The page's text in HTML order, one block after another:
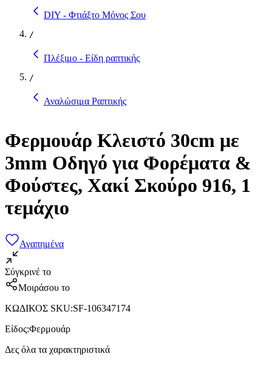
DIY - Φτιάξτο Μόνος Σου
/
Πλέξιμο - Είδη ραπτικής
/
Αναλώσιμα Ραπτικής
Φερμουάρ Κλειστό 30cm με
3mm Οδηγό για Φορέματα &
Φούστες, Χακί Σκούρο 916, 1
τεμάχιο
Αγαπημένα
Σύγκρινέ το
Μοιράσου το
ΚΩΔΙΚΟΣ SKU:SF-106347174
Είδος:Φερμουάρ
Δες όλα τα χαρακτηριστικά